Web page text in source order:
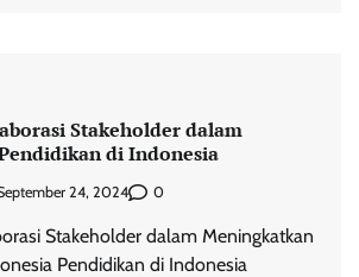
Stakeholder dalam
di Indonesia
24, 2024 0
Stakeholder dalam Meningkatkan
Pendidikan di Indonesia